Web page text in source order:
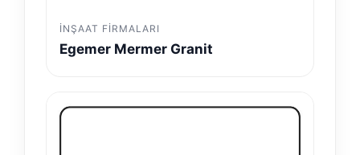
İNŞAAT FIRMALARI
Egemer Mermer Granit